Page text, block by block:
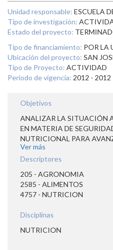
Unidad responsable: ESCUELA
Tipo de investigación:
Estado del proyecto:
Tipo de financiamiento: POR LA
Ubicación del proyecto: SAN
Tipo de Proyecto: ACTIVIDAD
Periodo de vigencia: 2012 - 2012
Objetivos
ANALIZAR LA SITUACIÓN
EN MATERIA DE
NUTRICIONAL PARA
DE SU ABORDAJE
PRIORITARIOS,
APRENDIDAS.
Ver más
Descriptores
205 - AGRONOMIA
2585 - ALIMENTOS
4757 - NUTRICION
Disciplinas
NUTRICION